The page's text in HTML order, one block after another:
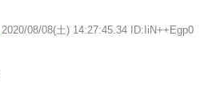
2020/08/08(土) 14:27:45.34 ID:IiN++Egp0